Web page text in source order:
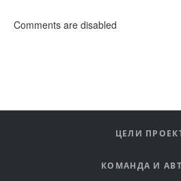
Comments are disabled
ЦЕЛИ
КОМАНДА И